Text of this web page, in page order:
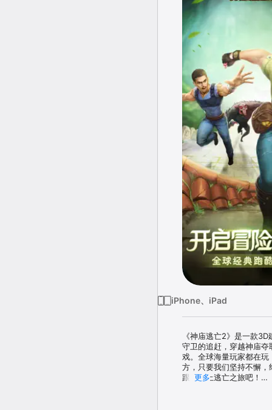
iPhone、iPad
《神庙逃亡2》是一款
守卫的追赶，穿越神庙
戏。全球海量玩家都在
方，只要我们坚持不懈
跟我踏上逃亡之旅吧！
更多